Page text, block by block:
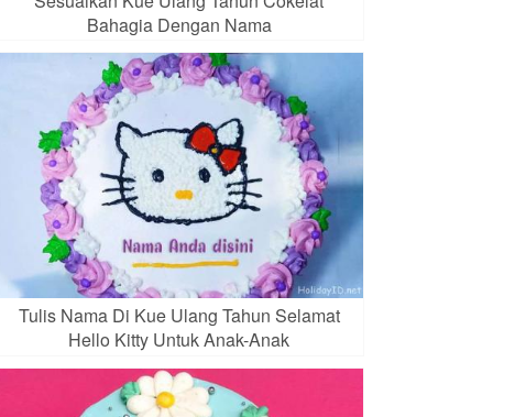
Bahagia Dengan Nama
Tulis Nama Di Kue Ulang Tahun Selamat
Hello Kitty Untuk Anak-Anak